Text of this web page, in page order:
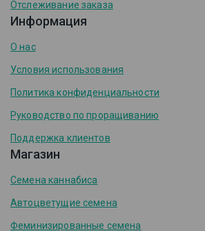
Отслеживание заказа
Информация
О нас
Условия использования
Политика конфиденциальности
Руководство по проращиванию
Поддержка клиентов
Магазин
Семена каннабиса
Автоцветущие семена
Феминизированные семена